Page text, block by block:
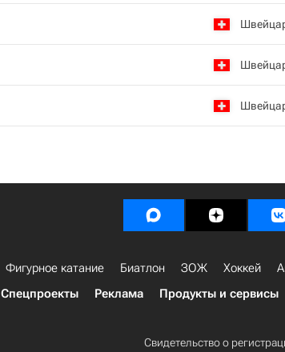
Фигурное катание Биатлон ЗОЖ Хоккей
Спецпроекты
Реклама Продукты и сервисы
Свидетельство о